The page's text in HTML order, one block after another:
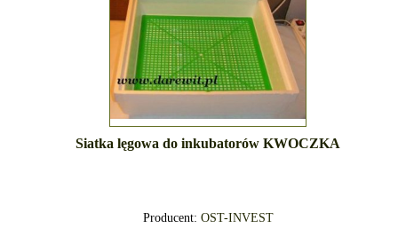
Siatka lęgowa do inkubatorów KWOCZKA
Producent: OST-INVEST